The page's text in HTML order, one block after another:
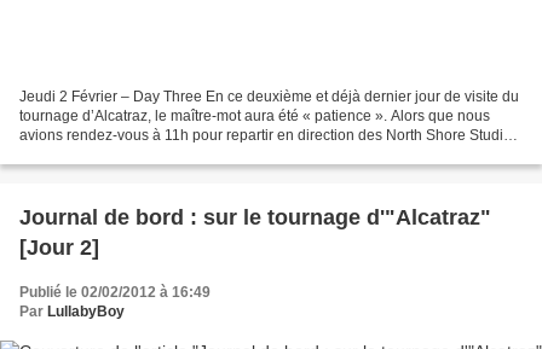
Jeudi 2 Février – Day Three En ce deuxième et déjà dernier jour de visite du
tournage d’Alcatraz, le maître-mot aura été « patience ». Alors que nous
avions rendez-vous à 11h pour repartir en direction des North Shore Studios,
Journal de bord : sur le tournage d'"Alcatraz"
[Jour 2]
Publié le 02/02/2012 à 16:49
Par LullabyBoy